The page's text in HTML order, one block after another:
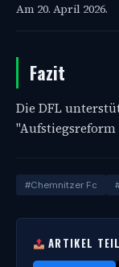
Am 20. April 2026.
Fazit
Die DFL
"Aufstiegsreform
#Chemnitzer Fc
ARTIKEL